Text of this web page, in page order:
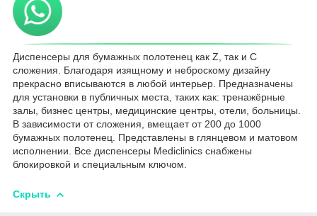
Диспенсеры для бумажных полотенец как Z, так и С
сложения. Благодаря изящному и неброскому дизайну
прекрасно вписываются в любой интерьер. Предназначены
для установки в публичных места, таких как: тренажёрные
залы, бизнес центры, медицинские центры, отели, больницы.
В зависимости от сложения, вмещает от 200 до 1000
бумажных полотенец. Представлены в глянцевом и матовом
исполнении. Все диспенсеры Mediclinics снабжены
блокировкой и специальным ключом.
Скрыть